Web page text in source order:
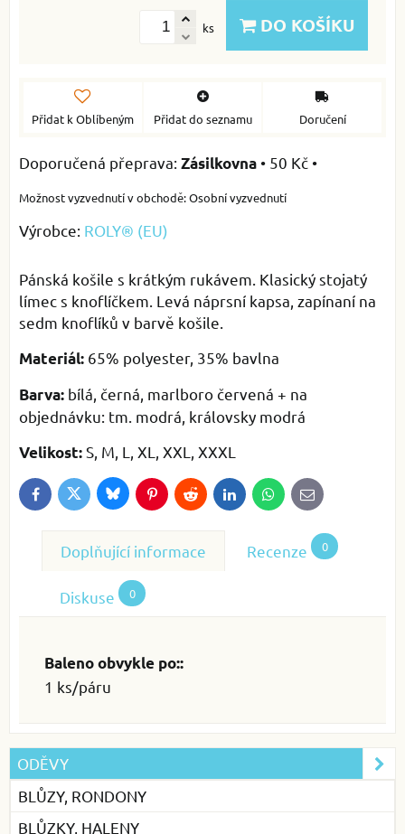
ks DO KOŠÍKU
Přidat k Oblíbeným Přidat do seznamu Doručení
Zásilkovna • 50 Kč •
Osobní vyzvednutí
Výrobce: ROLY® (EU)
Pánská košile s krátkým rukávem. Klasický stojatý
límec s knoflíčkem. Levá náprsní kapsa, zapínaní na
sedm knoflíků v barvě košile.
Materiál: 65% polyester, 35% bavlna
Barva: bílá, černá, marlboro červená + na
objednávku: tm. modrá, královsky modrá
Velikost:S, M, L, XL, XXL, XXXL
FacebookTwitterBlueskyPinterestReddit LinkedInWhatsApp
E-
mail
Doplňující informace Recenze 0
Diskuse 0
Baleno obvykle po::
1 ks/páru
ODĚVY
BLŮZY, RONDONY
BLŮZKY, HALENY